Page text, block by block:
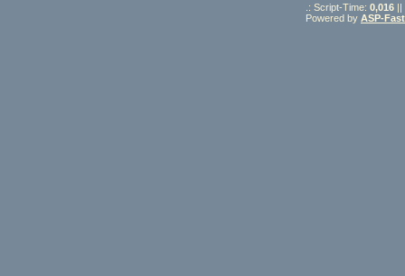
.: Script-Time: 0,016 ||
Powered by ASP-